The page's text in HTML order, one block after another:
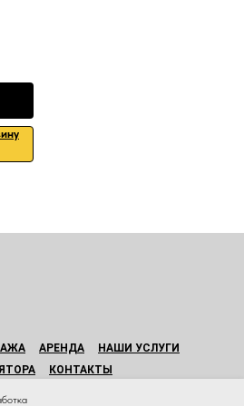
АРЕНДА
НАШИ УСЛУГИ
КОНТАКТЫ